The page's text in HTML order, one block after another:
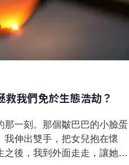
救我們免於生態浩劫？
一刻。那個皺巴巴的小臉蛋
我伸出雙手，把女兒抱在懷
後，我到外面走走，讓她們